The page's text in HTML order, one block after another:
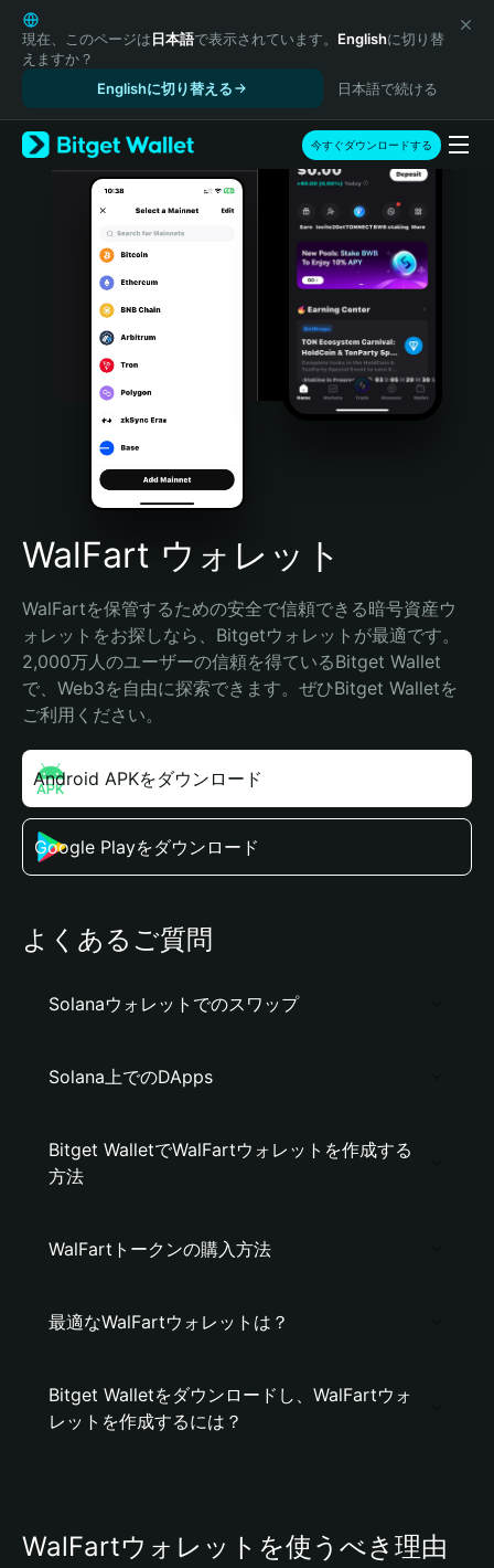
English
日本語
Tiếng Việt
Español (Latinoamérica)
Türkçe
Italiano
Português (Portugal)
Bahasa Indonesia
Português (Brasil)
Español (Argentina)
現在、このページは日本語で表示されています。 Englishに切り替
えますか？
Englishに切り替える
日本語で続ける
今すぐダウンロードする
WalFart ウォレット
WalFartを保管するための安全で信頼できる暗号資産ウ
ォレットをお探しなら、Bitgetウォレットが最適です。
2,000万人のユーザーの信頼を得ているBitget Wallet
で、Web3を自由に探索できます。ぜひBitget Walletを
ご利用ください。
Android APKをダウンロード
Google Playをダウンロード
よくあるご質問
Solanaウォレットでのスワップ
Solana上でのDApps
Bitget WalletでWalFartウォレットを作成する
方法
WalFartトークンの購入方法
最適なWalFartウォレットは？
Bitget Walletをダウンロードし、WalFartウォ
レットを作成するには？
WalFartウォレットを使うべき理由